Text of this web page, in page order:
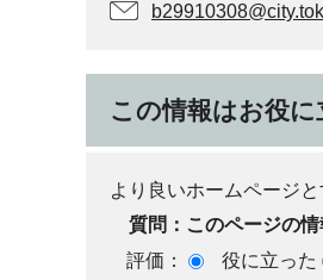
この情報はお役に
より良いホームページ
質問：このページの
評価：
役に立った